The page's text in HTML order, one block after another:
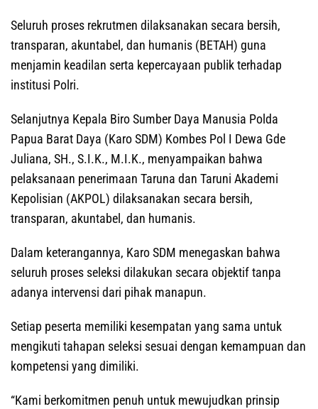
Seluruh proses rekrutmen dilaksanakan secara bersih,
transparan, akuntabel, dan humanis (BETAH) guna
menjamin keadilan serta kepercayaan publik terhadap
institusi Polri.
Selanjutnya Kepala Biro Sumber Daya Manusia Polda
Papua Barat Daya (Karo SDM) Kombes Pol I Dewa Gde
Juliana, SH., S.I.K., M.I.K., menyampaikan bahwa
pelaksanaan penerimaan Taruna dan Taruni Akademi
Kepolisian (AKPOL) dilaksanakan secara bersih,
transparan, akuntabel, dan humanis.
Dalam keterangannya, Karo SDM menegaskan bahwa
seluruh proses seleksi dilakukan secara objektif tanpa
adanya intervensi dari pihak manapun.
Setiap peserta memiliki kesempatan yang sama untuk
mengikuti tahapan seleksi sesuai dengan kemampuan dan
kompetensi yang dimiliki.
“Kami berkomitmen penuh untuk mewujudkan prinsip